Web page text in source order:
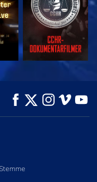
UTFORSK SERIEN